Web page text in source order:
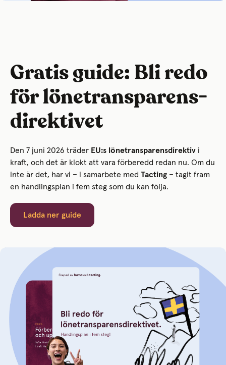
Gratis guide: Bli redo
för lönetransparens-
direktivet
Den 7 juni 2026 träder EU:s lönetransparensdirektiv i
kraft, och det är klokt att vara förberedd redan nu. Om du
inte är det, har vi – i samarbete med Tacting – tagit fram
en handlingsplan i fem steg som du kan följa.
Ladda ner guide